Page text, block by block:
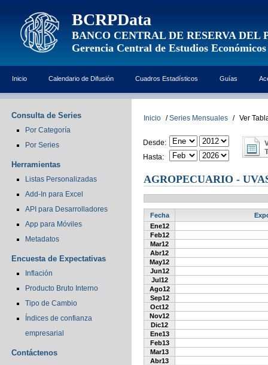
BCRPData
BANCO CENTRAL DE RESERVA DEL
Gerencia Central de Estudios Económicos
Inicio Calendario de Difusión Cuadros Estadísticos Guías
Consulta de Series
Por Categoría
Por Series
Herramientas
Listas Personalizadas
Add-In para Excel
API para Desarrolladores
App para Móviles
Metadatos
Encuesta de Expectativas
Inflación
Producto Bruto Interno
Tipo de Cambio
Índices de confianza
empresarial
Contáctenos
Inicio / Series Mensuales / Ver
Desde:
Hasta:
AGROPECUARIO -
Fecha
Ene12
Feb12
Mar12
Abr12
May12
Jun12
Jul12
Ago12
Sep12
Oct12
Nov12
Dic12
Ene13
Feb13
Mar13
Abr13